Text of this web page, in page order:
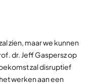
zien, maar we kunnen
dr. Jeff Gaspersz op
zal disruptief
werken aan een